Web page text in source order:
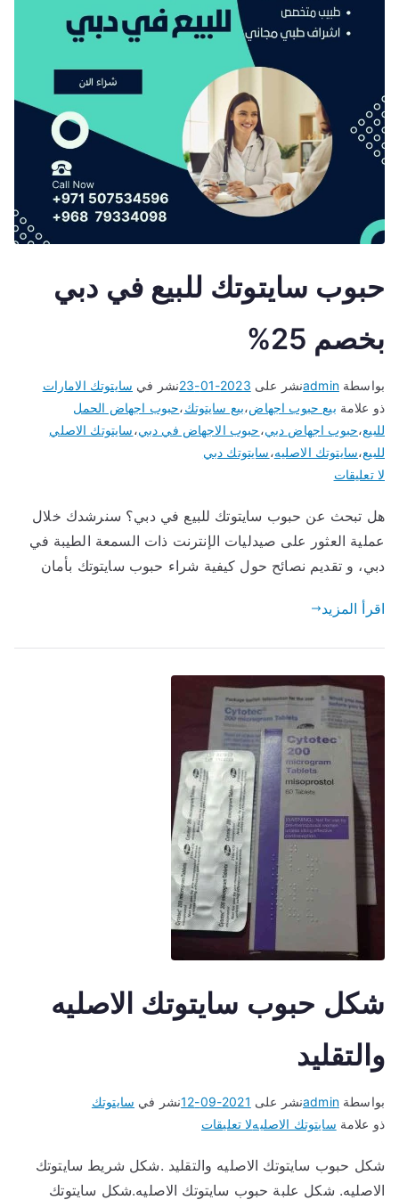
حبوب سايتوتك للبيع في دبي
بخصم 25%
بواسطةadminنشر على 2023-01-23 نشر في سايتوتك الامارات
ذو علامة بيع حبوب اجهاض،بيع سايتوتك،حبوب اجهاض الحمل
للبيع،حبوب اجهاض دبي،حبوب الاجهاض في دبي،سايتوتك الاصلي
للبيع،سايتوتك الاصليه،سايتوتك دبي
لا تعليقات
سايتوتك
للبيع
في
بخصم
هل تبحث عن حبوب سايتوتك للبيع في دبي؟ سنرشدك خلال
عملية العثور على صيدليات الإنترنت ذات السمعة الطيبة في
دبي، و تقديم نصائح حول كيفية شراء حبوب سايتوتك بأمان
اقرأ المزيد
شكل حبوب سايتوتك الاصليه
والتقليد
بواسطةadminنشر على 2021-09-12 نشر في سايتوتك
ذو علامة سايتوتك الاصليهلا تعليقاتعلى
حبوب
سايتوتك
شكل حبوب سايتوتك الاصليه والتقليد .شكل شريط سايتوتك
الاصليه. شكل علبة حبوب سايتوتك الاصليه.شكل سايتوتك